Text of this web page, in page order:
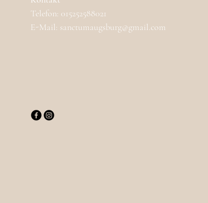
Telefon: 015252588021
E-Mail: sanctumaugsburg@gmail.com